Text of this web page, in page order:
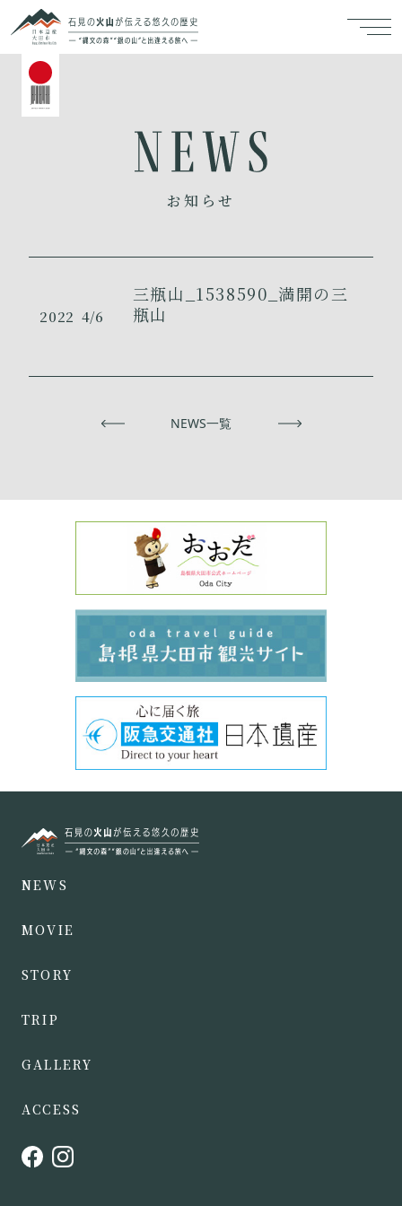
お知らせ
2022 4/6
三瓶山_1538590_満開の三
瓶山
NEWS一覧
NEWS
MOVIE
STORY
TRIP
GALLERY
ACCESS